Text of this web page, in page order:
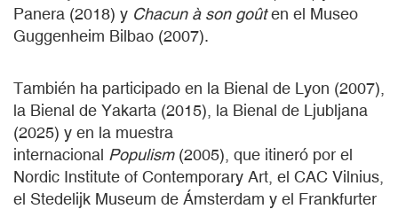
Panera (2018) y Chacun à son goûten el Museo
Guggenheim Bilbao (2007).
También ha participado en la Bienal de Lyon (2007),
la Bienal de Yakarta (2015), la Bienal de Ljubljana
(2025) y en la muestra
internacional Populism(2005), que itineró por el
Nordic Institute of Contemporary Art, el CAC Vilnius,
el Stedelijk Museum de Ámsterdam y el Frankfurter